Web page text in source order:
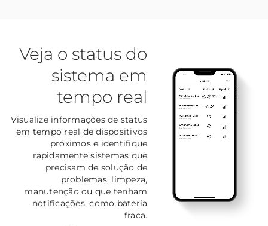
Veja o status do
sistema em
tempo real
Visualize informações de status
em tempo real de dispositivos
próximos e identifique
rapidamente sistemas que
precisam de solução de
problemas, limpeza,
manutenção ou que tenham
notificações, como bateria
fraca.